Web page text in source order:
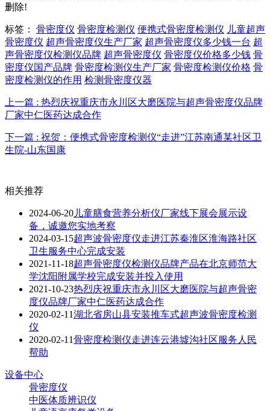
删除!
标签： 骨密度仪 骨密度检测仪 便携式骨密度检测仪 儿童超声
骨密度仪 超声骨密度仪生产厂家 超声骨密度仪多少钱一台 超
声骨密度仪检测仪品牌 超声骨密度仪 骨密度仪价格多少钱 骨
密度仪国产品牌 骨密度检测仪生产厂家 骨密度检测仪价格 骨
密度检测仪的作用 检测骨密度仪器
上一篇 : 热烈庆祝重庆市永川区大磨医院与超声骨密度仪品牌
厂家中仁医药达成合作
下一篇 : 祝贺：便携式骨密度检测仪“走进”江苏南通某社区卫
生院-山东国康
相关推荐
2024-06-20 儿童膳食营养分析仪厂家线下展会展示设
备，诚邀您实地考察
2024-03-15超声波骨密度仪走进江苏秦淮区淮海路社区
卫生服务中心完成安装
2021-11-18超声骨密度仪检测仪品牌产品在北京师范大
学沈阳附属学校完成安装并投入使用
2021-10-23热烈庆祝重庆市永川区大磨医院与超声骨密
度仪品牌厂家中仁医药达成合作
2020-02-11湖北省房山县安装推车式超声波骨密度检测
仪
2020-02-11骨密度检测仪走进连云港墟沟社区服务人民
帮助
设备中心
骨密度仪
中医体质辨识仪